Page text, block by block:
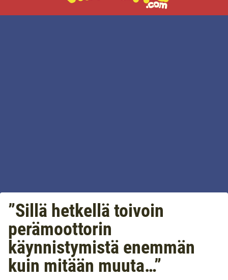
”Sillä hetkellä toivoin
perämoottorin
käynnistymistä enemmän
kuin mitään muuta…”